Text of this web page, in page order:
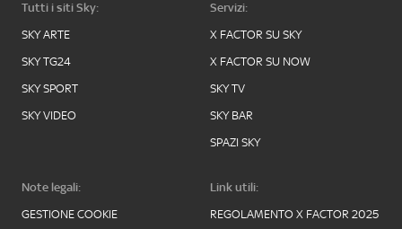
Tutti i siti Sky:
SKY ARTE
SKY TG24
SKY SPORT
SKY VIDEO
Servizi:
X FACTOR SU SKY
X FACTOR SU NOW
SKY TV
SKY BAR
SPAZI SKY
Note legali:
GESTIONE COOKIE
Link utili:
REGOLAMENTO X FACTOR 2025